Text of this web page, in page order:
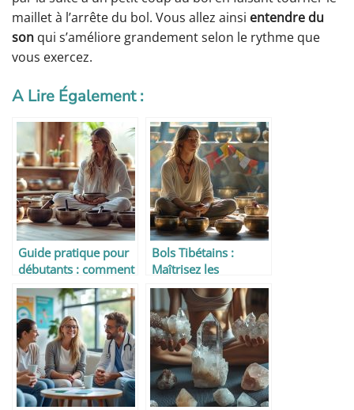
maillet à l’arrête du bol. Vous allez ainsi entendre du
son qui s’améliore grandement selon le rythme que
vous exercez.
A Lire Également :
Guide pratique pour
débutants : comment
jouer et choisir un
bol tibétain
Bols Tibétains :
Maîtrisez les
Techniques de Base
pour une Méditation
et Relaxation
Réussies